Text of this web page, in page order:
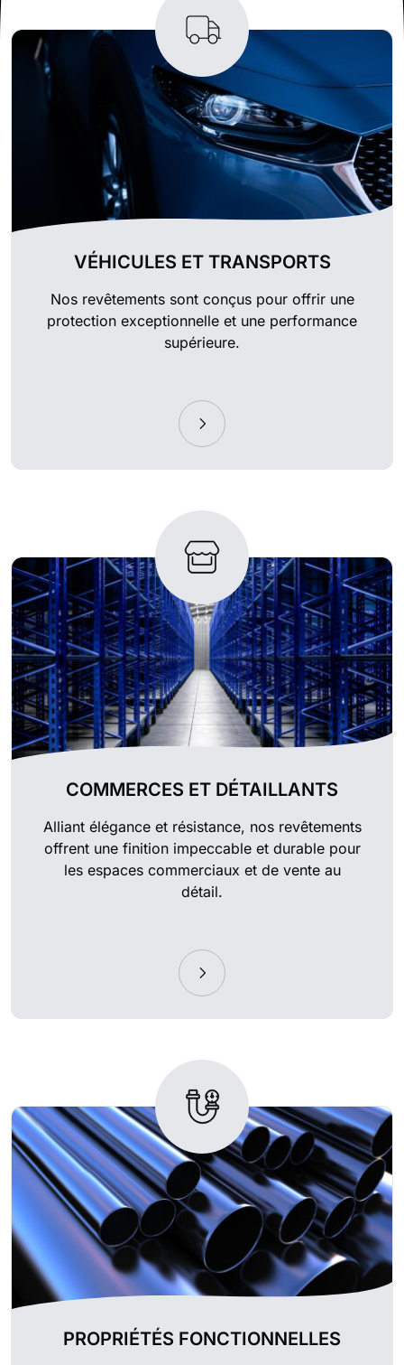
VÉHICULES ET TRANSPORTS
Nos revêtements sont conçus pour offrir une
protection exceptionnelle et une performance
supérieure.
COMMERCES ET DÉTAILLANTS
Alliant élégance et résistance, nos revêtements
offrent une finition impeccable et durable pour
les espaces commerciaux et de vente au
détail.
PROPRIÉTÉS FONCTIONNELLES